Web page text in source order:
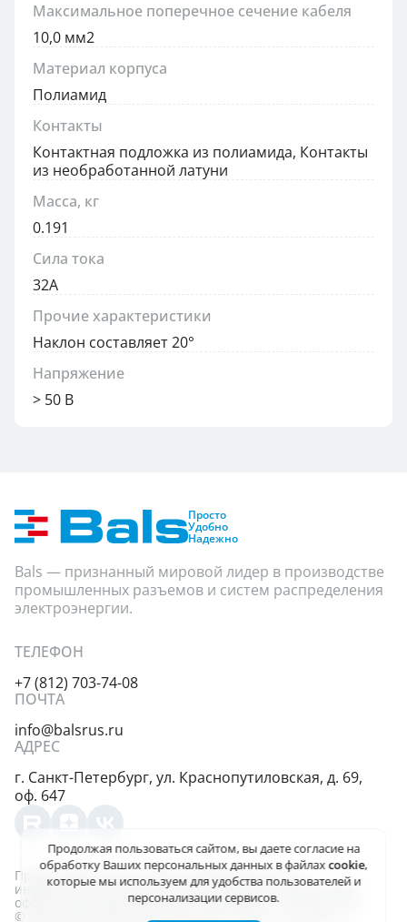
Максимальное поперечное сечение кабеля
10,0 мм2
Материал корпуса
Полиамид
Контакты
Контактная подложка из полиамида, Контакты
из необработанной латуни
Масса, кг
0.191
Сила тока
32А
Прочие характеристики
Наклон составляет 20°
Напряжение
> 50 В
Просто
Удобно
Надежно
Bals — признанный мировой лидер в производстве
промышленных разъемов и систем распределения
электроэнергии.
ТЕЛЕФОН
+7 (812) 703-74-08
ПОЧТА
info@balsrus.ru
АДРЕС
г. Санкт-Петербург, ул. Краснопутиловская, д. 69,
оф. 647
Представленная на сайте информация несёт
информационный характер и не является публичной
офертой, определяемой положениями ст. 437 (2) ГК РФ.
© 2004-2026, ООО «Балс-Рус». Все права защищены
Продолжая пользоваться сайтом, вы даетесогласие на
обработку Ваших персональных данныхв файлахcookie,
которые мы используем для удобства пользователей и
персонализации сервисов.